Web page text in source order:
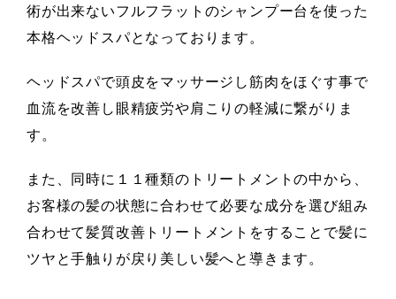
術が出来ないフルフラットのシャンプー台を使った
本格ヘッドスパとなっております。
ヘッドスパで頭皮をマッサージし筋肉をほぐす事で
血流を改善し眼精疲労や肩こりの軽減に繋がりま
す。
また、同時に１１種類のトリートメントの中から、
お客様の髪の状態に合わせて必要な成分を選び組み
合わせて髪質改善トリートメントをすることで髪に
ツヤと手触りが戻り美しい髪へと導きます。